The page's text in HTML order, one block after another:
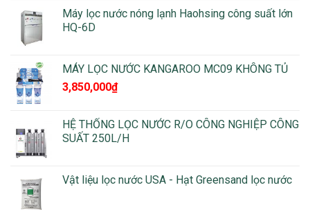
Máy lọc nước nóng lạnh Haohsing công suất lớn
HQ-6D
MÁY LỌC NƯỚC KANGAROO MC09 KHÔNG TỦ
3,850,000₫
HỆ THỐNG LỌC NƯỚC R/O CÔNG NGHIỆP CÔNG
SUẤT 250L/H
Vật liệu lọc nước USA - Hạt Greensand lọc nước